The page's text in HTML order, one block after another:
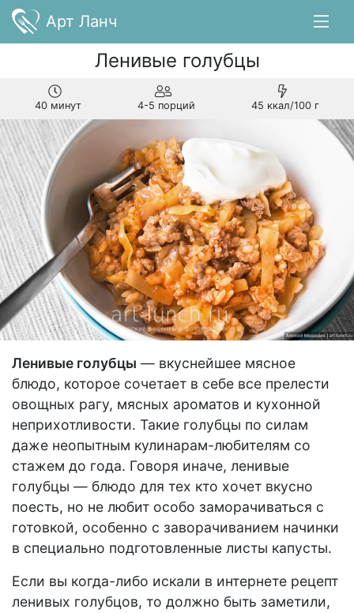
Арт Ланч
Ленивые голубцы
40 минут 4-5 порций 45 ккал/100 г
Ленивые голубцы — вкуснейшее мясное
блюдо, которое сочетает в себе все прелести
овощных рагу, мясных ароматов и кухонной
неприхотливости. Такие голубцы по силам
даже неопытным кулинарам-любителям со
стажем до года. Говоря иначе, ленивые
голубцы — блюдо для тех кто хочет вкусно
поесть, но не любит особо заморачиваться с
готовкой, особенно с заворачиванием начинки
в специально подготовленные листы капусты.
Если вы когда-либо искали в интернете рецепт
ленивых голубцов, то должно быть заметили,